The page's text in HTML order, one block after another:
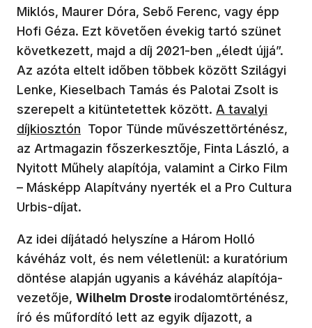
Miklós, Maurer Dóra, Sebő Ferenc, vagy épp
Hofi Géza. Ezt követően évekig tartó szünet
következett, majd a díj 2021-ben „éledt újjá”.
Az azóta eltelt időben többek között Szilágyi
Lenke, Kieselbach Tamás és Palotai Zsolt is
szerepelt a kitüntetettek között. A tavalyi
díjkiosztón Topor Tünde művészettörténész,
az Artmagazin főszerkesztője, Finta László, a
Nyitott Műhely alapítója, valamint a Cirko Film
– Másképp Alapítvány nyerték el a Pro Cultura
Urbis-díjat.
Az idei díjátadó helyszíne a Három Holló
kávéház volt, és nem véletlenül: a kuratórium
döntése alapján ugyanis a kávéház alapítója-
vezetője, Wilhelm Droste irodalomtörténész,
író és műfordító lett az egyik díjazott, a